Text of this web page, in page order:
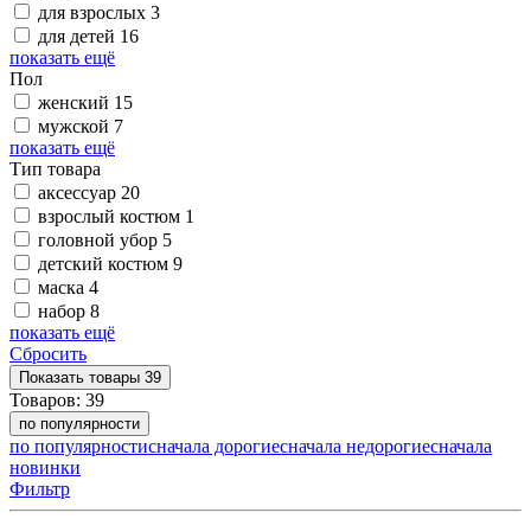
для взрослых 3
для детей 16
показать ещё
Пол
женский 15
мужской 7
показать ещё
Тип товара
аксессуар 20
взрослый костюм 1
головной убор 5
детский костюм 9
маска 4
набор 8
показать ещё
Сбросить
Показать товары 39
Товаров: 39
по популярности
по популярностисначала дорогиесначала недорогиесначала
новинки
Фильтр